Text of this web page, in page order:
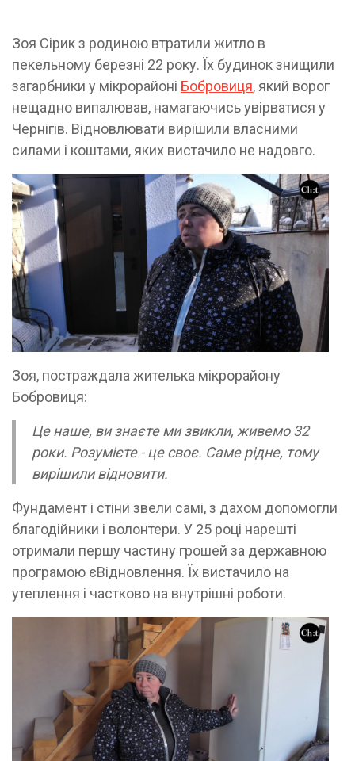
Зоя Сірик з родиною втратили житло в
пекельному березні 22 року. Їх будинок знищили
загарбники у мікрорайоні Бобровиця, який ворог
нещадно випалював, намагаючись увірватися у
Чернігів. Відновлювати вирішили власними
силами і коштами, яких вистачило не надовго.
Зоя, постраждала жителька мікрорайону
Бобровиця:
Це наше, ви знаєте ми звикли, живемо 32
роки. Розумієте - це своє. Саме рідне, тому
вирішили відновити.
Фундамент і стіни звели самі, з дахом допомогли
благодійники і волонтери. У 25 році нарешті
отримали першу частину грошей за державною
програмою єВідновлення. Їх вистачило на
утеплення і частково на внутрішні роботи.